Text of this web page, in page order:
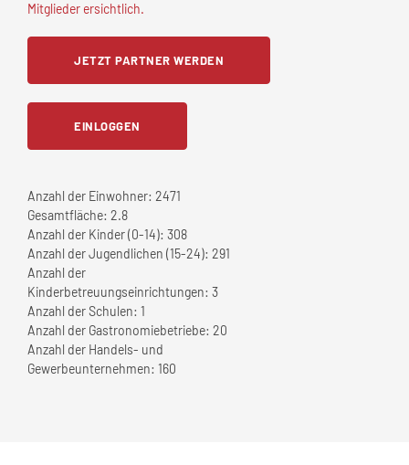
Mitglieder ersichtlich.
JETZT PARTNER WERDEN
EINLOGGEN
Anzahl der Einwohner: 2471
Gesamtfläche: 2.8
Anzahl der Kinder (0-14): 308
Anzahl der Jugendlichen (15-24): 291
Anzahl der
Kinderbetreuungseinrichtungen: 3
Anzahl der Schulen: 1
Anzahl der Gastronomiebetriebe: 20
Anzahl der Handels- und
Gewerbeunternehmen: 160